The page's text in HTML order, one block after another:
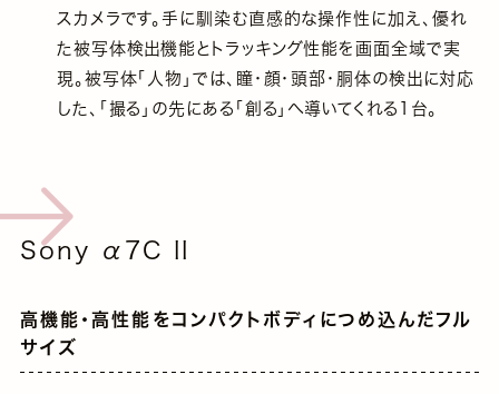
スカメラです。手に馴染む直感的な操作性に加え、優れ
た被写体検出機能とトラッキング性能を画面全域で実
現。被写体「人物」では、瞳・顔・頭部・胴体の検出に対応
した、「撮る」の先にある「創る」へ導いてくれる1台。
Sony α7C II
高機能・高性能をコンパクトボディにつめ込んだフル
サイズ